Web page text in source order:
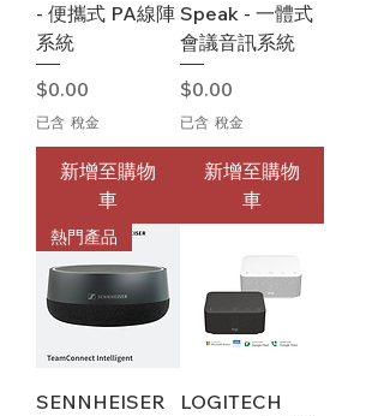
- 便攜式 PA線陣
系統
價格
$0.00
已含 稅金
新增至購物
車
Speak - 一體式
會議音訊系統
價格
$0.00
已含 稅金
新增至購物
車
熱門產品
SENNHEISER
LOGITECH